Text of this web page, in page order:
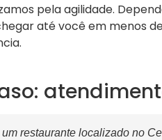
pela agilidade.
até você em menos
restaurante localizado no